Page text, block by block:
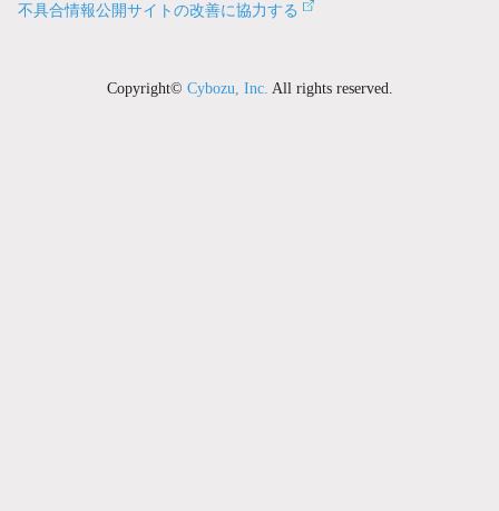
不具合情報公開サイトの改善に協力する
Copyright© Cybozu, Inc. All rights reserved.